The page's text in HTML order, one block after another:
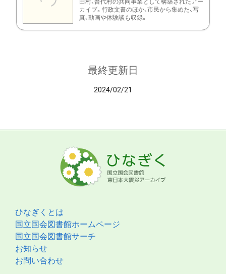
田村、普代村の共同事業として構築されたアー
カイブ。行政文書のほか、市民から集めた、写
真、動画や体験談も収録。
最終更新日
2024/02/21
ひなぎくとは
国立国会図書館ホームページ
国立国会図書館サーチ
お知らせ
お問い合わせ